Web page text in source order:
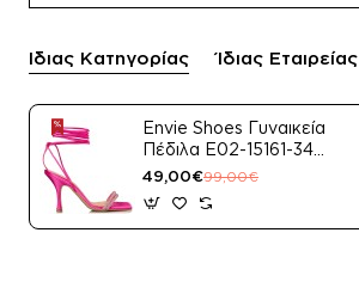
Ίδιας Κατηγορίας Ίδιας Εταιρείας
Envie Shoes Γυναικεία
Πέδιλα E02-15161-34
Μαύρο Satin
49,00€99,00€